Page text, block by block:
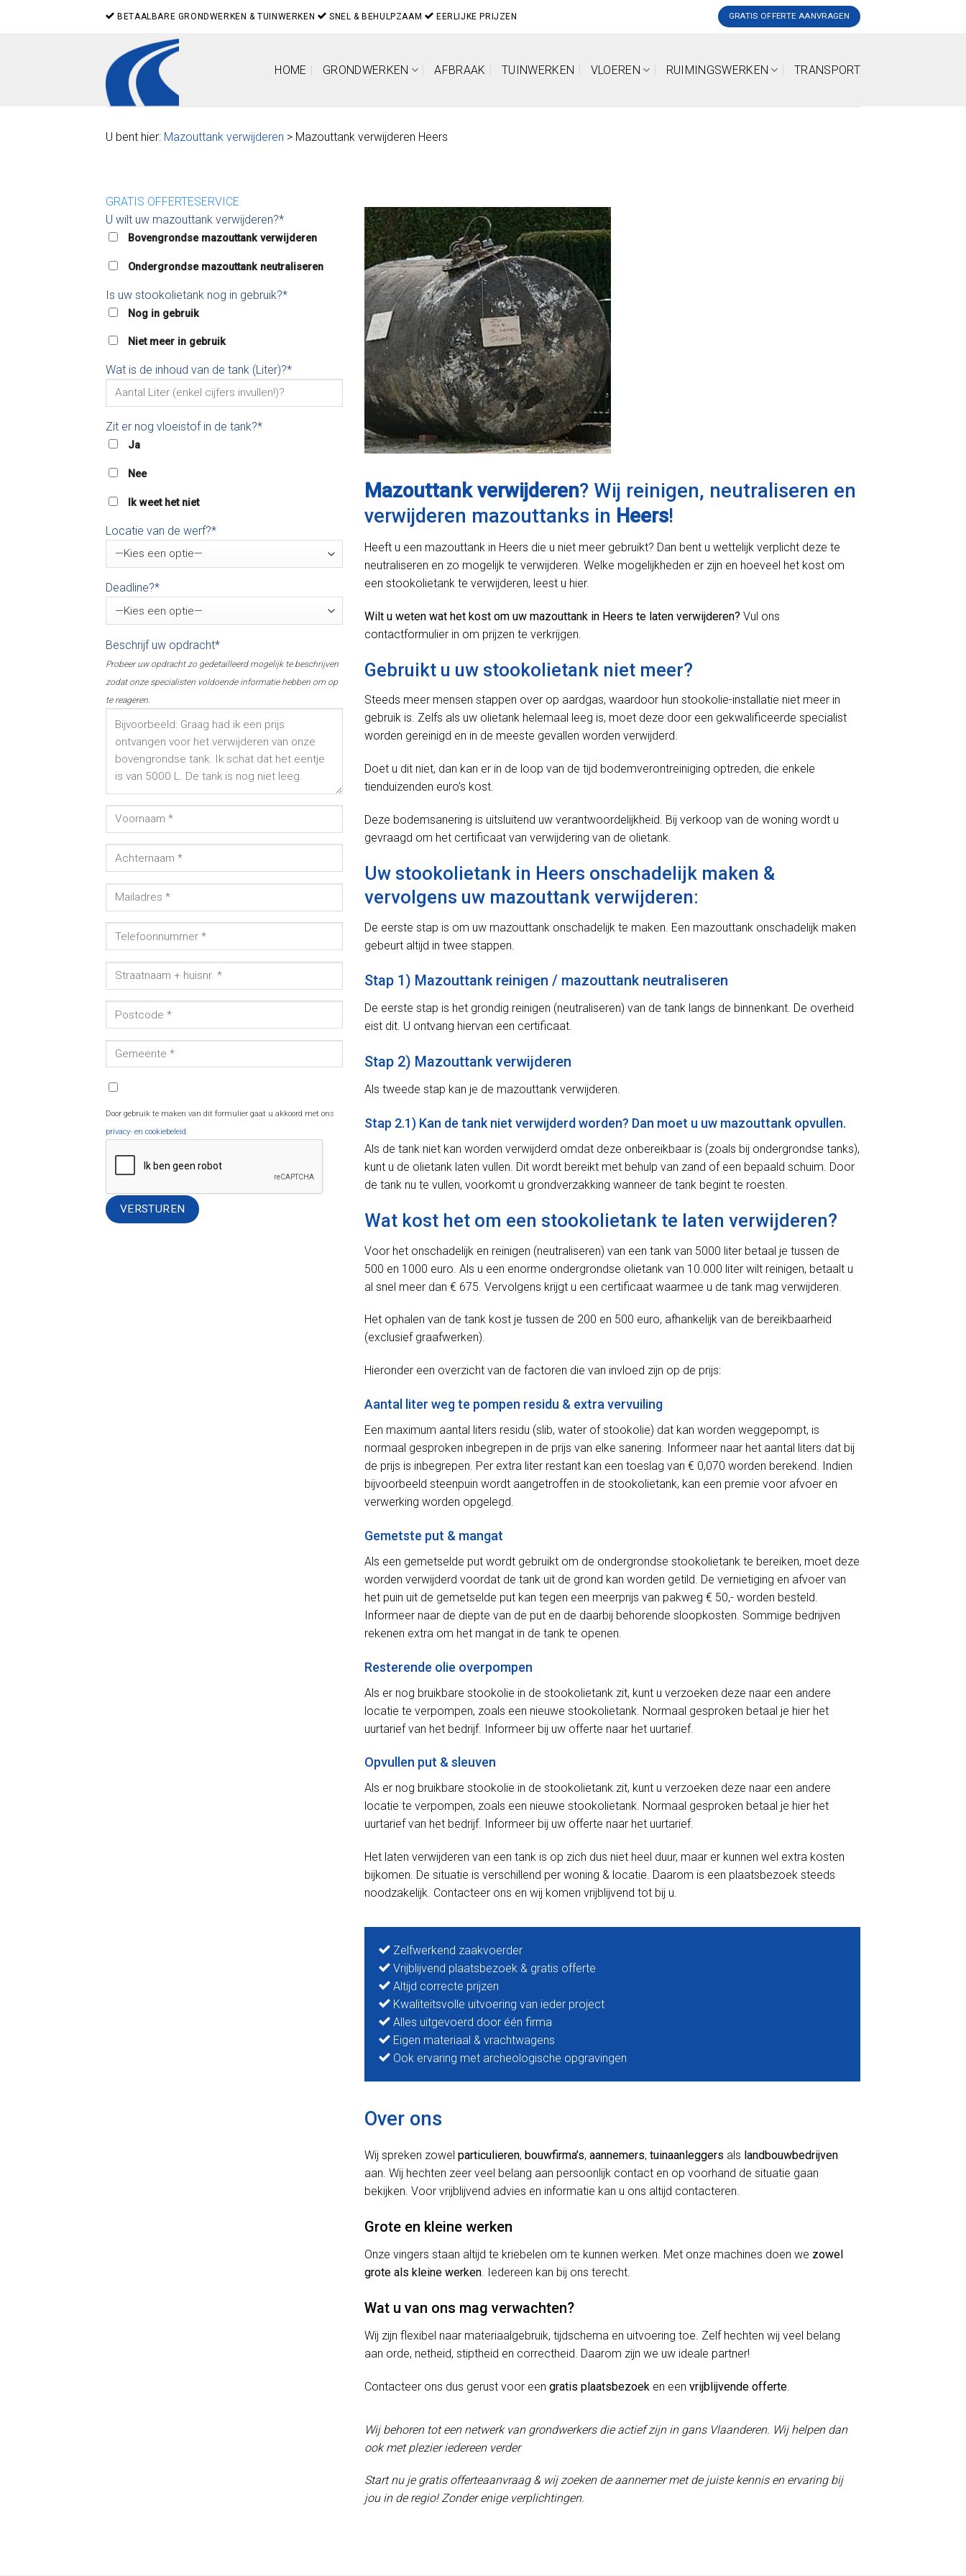
BETAALBARE GRONDWERKEN & TUINWERKEN SNEL & BEHULPZAAM EERLIJKE PRIJZEN GRATIS OFFERTE AANVRAGEN
HOME GRONDWERKEN AFBRAAK TUINWERKEN VLOEREN RUIMINGSWERKEN TRANSPORT
U bent hier: Mazouttank verwijderen > Mazouttank verwijderen Heers
GRATIS OFFERTESERVICE
U wilt uw mazouttank verwijderen?*
Bovengrondse mazouttank verwijderen
Ondergrondse mazouttank neutraliseren
Is uw stookolietank nog in gebruik?*
Nog in gebruik
Niet meer in gebruik
Wat is de inhoud van de tank (Liter)?*
Zit er nog vloeistof in de tank?*
Ja
Nee
Ik weet het niet
Locatie van de werf?*
Deadline?*
Beschrijf uw opdracht*
Probeer uw opdracht zo gedetailleerd mogelijk te beschrijven
zodat onze specialisten voldoende informatie hebben om op
te reageren.
Door gebruik te maken van dit formulier gaat u akkoord met ons
privacy- en cookiebeleid.
Mazouttank verwijderen? Wij reinigen, neutraliseren en
verwijderen mazouttanks in Heers!
Heeft u een mazouttank in Heers die u niet meer gebruikt? Dan bent u wettelijk verplicht deze te
neutraliseren en zo mogelijk te verwijderen. Welke mogelijkheden er zijn en hoeveel het kost om
een stookolietank te verwijderen, leest u hier.
Wilt u weten wat het kost om uw mazouttank in Heers te laten verwijderen? Vul ons
contactformulier in om prijzen te verkrijgen.
Gebruikt u uw stookolietank niet meer?
Steeds meer mensen stappen over op aardgas, waardoor hun stookolie-installatie niet meer in
gebruik is. Zelfs als uw olietank helemaal leeg is, moet deze door een gekwalificeerde specialist
worden gereinigd en in de meeste gevallen worden verwijderd.
Doet u dit niet, dan kan er in de loop van de tijd bodemverontreiniging optreden, die enkele
tienduizenden euro’s kost.
Deze bodemsanering is uitsluitend uw verantwoordelijkheid. Bij verkoop van de woning wordt u
gevraagd om het certificaat van verwijdering van de olietank.
Uw stookolietank in Heers onschadelijk maken &
vervolgens uw mazouttank verwijderen:
De eerste stap is om uw mazouttank onschadelijk te maken. Een mazouttank onschadelijk maken
gebeurt altijd in twee stappen.
Stap 1) Mazouttank reinigen / mazouttank neutraliseren
De eerste stap is het grondig reinigen (neutraliseren) van de tank langs de binnenkant. De overheid
eist dit. U ontvang hiervan een certificaat.
Stap 2) Mazouttank verwijderen
Als tweede stap kan je de mazouttank verwijderen.
Stap 2.1) Kan de tank niet verwijderd worden? Dan moet u uw mazouttank opvullen.
Als de tank niet kan worden verwijderd omdat deze onbereikbaar is (zoals bij ondergrondse tanks),
kunt u de olietank laten vullen. Dit wordt bereikt met behulp van zand of een bepaald schuim. Door
de tank nu te vullen, voorkomt u grondverzakking wanneer de tank begint te roesten.
Wat kost het om een stookolietank te laten verwijderen?
Voor het onschadelijk en reinigen (neutraliseren) van een tank van 5000 liter betaal je tussen de
500 en 1000 euro. Als u een enorme ondergrondse olietank van 10.000 liter wilt reinigen, betaalt u
al snel meer dan € 675. Vervolgens krijgt u een certificaat waarmee u de tank mag verwijderen.
Het ophalen van de tank kost je tussen de 200 en 500 euro, afhankelijk van de bereikbaarheid
(exclusief graafwerken).
Hieronder een overzicht van de factoren die van invloed zijn op de prijs:
Aantal liter weg te pompen residu & extra vervuiling
Een maximum aantal liters residu (slib, water of stookolie) dat kan worden weggepompt, is
normaal gesproken inbegrepen in de prijs van elke sanering. Informeer naar het aantal liters dat bij
de prijs is inbegrepen. Per extra liter restant kan een toeslag van € 0,070 worden berekend. Indien
bijvoorbeeld steenpuin wordt aangetroffen in de stookolietank, kan een premie voor afvoer en
verwerking worden opgelegd.
Gemetste put & mangat
Als een gemetselde put wordt gebruikt om de ondergrondse stookolietank te bereiken, moet deze
worden verwijderd voordat de tank uit de grond kan worden getild. De vernietiging en afvoer van
het puin uit de gemetselde put kan tegen een meerprijs van pakweg € 50,- worden besteld.
Informeer naar de diepte van de put en de daarbij behorende sloopkosten. Sommige bedrijven
rekenen extra om het mangat in de tank te openen.
Resterende olie overpompen
Als er nog bruikbare stookolie in de stookolietank zit, kunt u verzoeken deze naar een andere
locatie te verpompen, zoals een nieuwe stookolietank. Normaal gesproken betaal je hier het
uurtarief van het bedrijf. Informeer bij uw offerte naar het uurtarief.
Opvullen put & sleuven
Als er nog bruikbare stookolie in de stookolietank zit, kunt u verzoeken deze naar een andere
locatie te verpompen, zoals een nieuwe stookolietank. Normaal gesproken betaal je hier het
uurtarief van het bedrijf. Informeer bij uw offerte naar het uurtarief.
Het laten verwijderen van een tank is op zich dus niet heel duur, maar er kunnen wel extra kosten
bijkomen. De situatie is verschillend per woning & locatie. Daarom is een plaatsbezoek steeds
noodzakelijk. Contacteer ons en wij komen vrijblijvend tot bij u.
Zelfwerkend zaakvoerder
Vrijblijvend plaatsbezoek & gratis offerte
Altijd correcte prijzen
Kwaliteitsvolle uitvoering van ieder project
Alles uitgevoerd door één firma
Eigen materiaal & vrachtwagens
Ook ervaring met archeologische opgravingen
Over ons
Wij spreken zowel particulieren, bouwfirma’s, aannemers, tuinaanleggers als landbouwbedrijven
aan. Wij hechten zeer veel belang aan persoonlijk contact en op voorhand de situatie gaan
bekijken. Voor vrijblijvend advies en informatie kan u ons altijd contacteren.
Grote en kleine werken
Onze vingers staan altijd te kriebelen om te kunnen werken. Met onze machines doen we zowel
grote als kleine werken. Iedereen kan bij ons terecht.
Wat u van ons mag verwachten?
Wij zijn flexibel naar materiaalgebruik, tijdschema en uitvoering toe. Zelf hechten wij veel belang
aan orde, netheid, stiptheid en correctheid. Daarom zijn we uw ideale partner!
Contacteer ons dus gerust voor een gratis plaatsbezoek en een vrijblijvende offerte
Wij behoren tot een netwerk van grondwerkers die actief zijn in gans Vlaanderen. Wij helpen dan
ook met plezier iedereen verder
Start nu je gratis offerteaanvraag & wij zoeken de aannemer met de juiste kennis en ervaring bij
jou in de regio! Zonder enige verplichtingen.